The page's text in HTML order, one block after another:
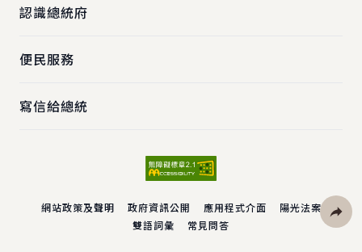
認識總統府
便民服務
寫信給總統
網站政策及聲明 政府資訊公開 應用程式介面
陽光法案
雙語詞彙
常見問答